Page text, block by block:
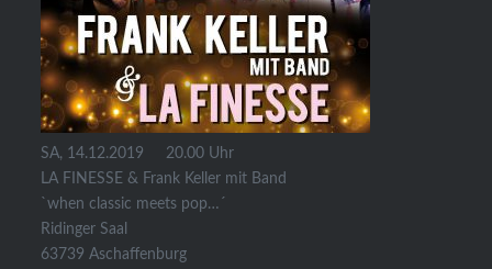
SA, 14.12.2019 20.00 Uhr
LA FINESSE & Frank Keller mit Band
`when classic meets pop…´
Ridinger Saal
63739 Aschaffenburg